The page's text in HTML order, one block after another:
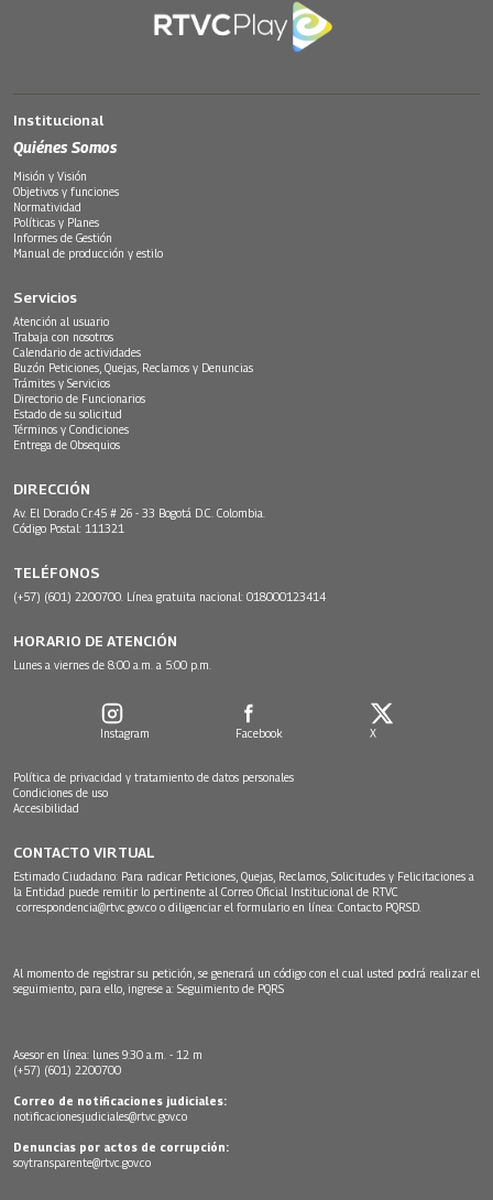
Institucional
Quiénes Somos
Misión y Visión
Objetivos y funciones
Normatividad
Políticas y Planes
Informes de Gestión
Manual de producción y estilo
Servicios
Atención al usuario
Trabaja con nosotros
Calendario de actividades
Buzón Peticiones, Quejas, Reclamos y Denuncias
Trámites y Servicios
Directorio de Funcionarios
Estado de su solicitud
Términos y Condiciones
Entrega de Obsequios
DIRECCIÓN
Av. El Dorado Cr.45 # 26 - 33 Bogotá D.C. Colombia.
Código Postal: 111321
TELÉFONOS
(+57) (601) 2200700. Línea gratuita nacional: 018000123414
HORARIO DE ATENCIÓN
Lunes a viernes de 8:00 a.m. a 5:00 p.m.
Instagram Facebook X
Política de privacidad y tratamiento de datos personales
Condiciones de uso
Accesibilidad
CONTACTO VIRTUAL
Estimado Ciudadano: Para radicar Peticiones, Quejas, Reclamos, Solicitudes y Felicitaciones a
la Entidad puede remitir lo pertinente al Correo Oficial Institucional de RTVC
correspondencia@rtvc.gov.co o diligenciar el formulario en línea: Contacto PQRSD.
Al momento de registrar su petición, se generará un código con el cual usted podrá realizar el
seguimiento, para ello, ingrese a: Seguimiento de PQRS
Asesor en línea: lunes 9:30 a.m. - 12 m
(+57) (601) 2200700
Correo de notificaciones judiciales:
notificacionesjudiciales@rtvc.gov.co
Denuncias por actos de corrupción:
soytransparente@rtvc.gov.co